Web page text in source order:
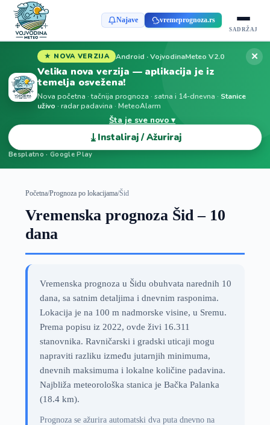
Najave vremeprognoza.rs
SADRŽAJ
★ NOVA VERZIJA Android · VojvodinaMeteo V2.0
Velika nova verzija — aplikacija je iz
temelja osvežena!
Nova početna · tačnija prognoza · satna i 14-dnevna · Stanice
uživo · radar padavina · MeteoAlarm
Šta je sve novo ▾
⤓ Instaliraj / Ažuriraj
Besplatno · Google Play
✕
Početna/Prognoza po lokacijama/Šid
Vremenska prognoza Šid – 10
dana
Vremenska prognoza u Šidu obuhvata narednih 10
dana, sa satnim detaljima i dnevnim rasponima.
Lokacija je na 100 m nadmorske visine, u Sremu.
Prema popisu iz 2022, ovde živi 16.311
stanovnika. Ravničarski i gradski uticaji mogu
napraviti razliku između jutarnjih minimuma,
dnevnih maksimuma i lokalne količine padavina.
Najbliža meteorološka stanica je Bačka Palanka
(18.4 km).
Prognoza se ažurira automatski dva puta dnevno na